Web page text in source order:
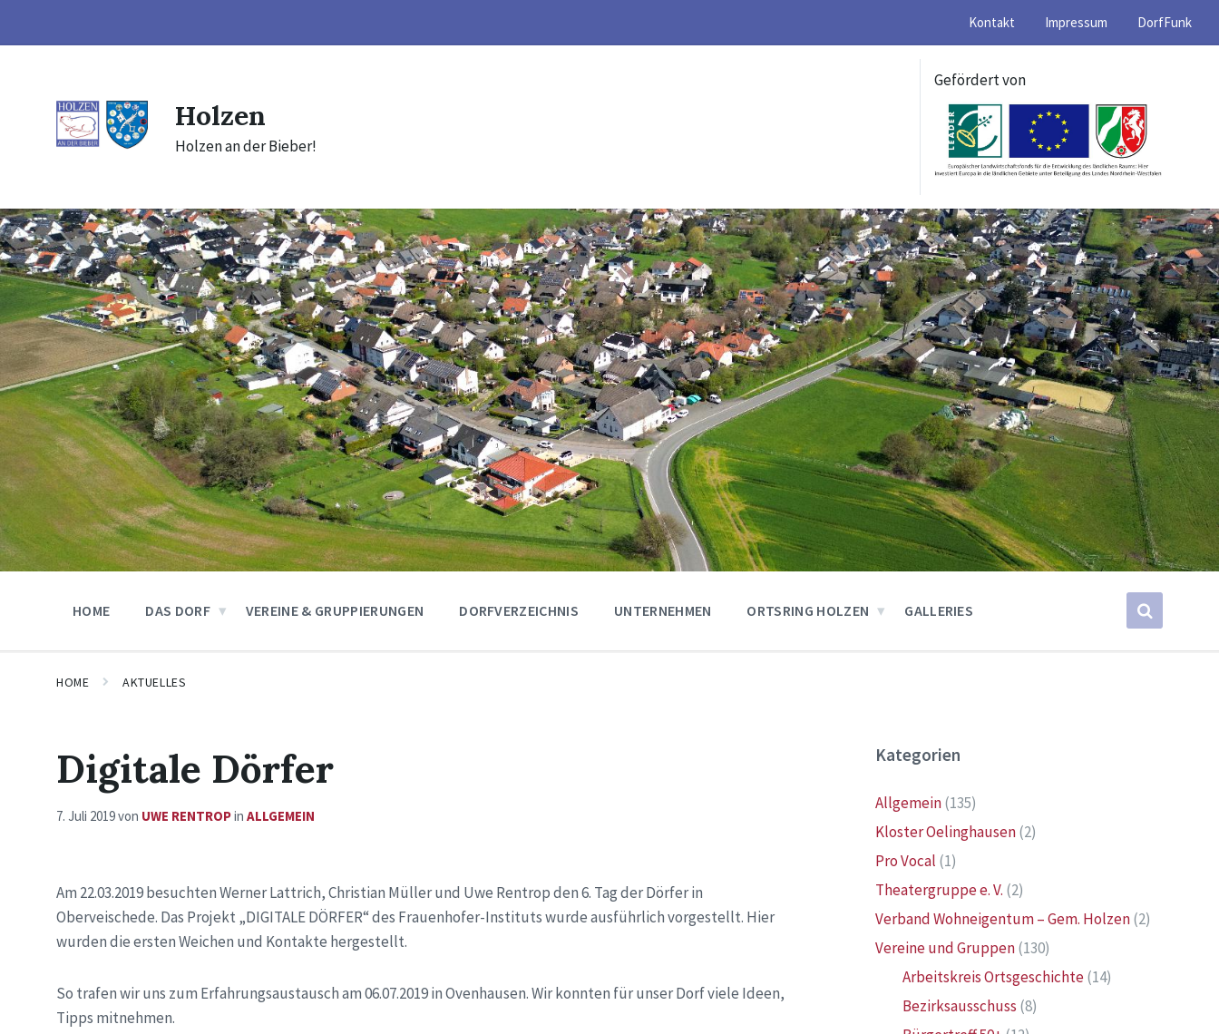
content
main
footer
Kontakt Impressum DorfFunk
Holzen
Holzen an der Bieber!
Gefördert von
HOME DAS DORF VEREINE & GRUPPIERUNGEN DORFVERZEICHNIS UNTERNEHMEN ORTSRING HOLZEN GALLERIES
HOME AKTUELLES
Digitale Dörfer
7. Juli 2019von UWE RENTROPin ALLGEMEIN
Am 22.03.2019 besuchten Werner Lattrich, Christian Müller und Uwe Rentrop den 6. Tag der Dörfer in
Oberveischede. Das Projekt „DIGITALE DÖRFER“ des Frauenhofer-Instituts wurde ausführlich vorgestellt. Hier
wurden die ersten Weichen und Kontakte hergestellt.
So trafen wir uns zum Erfahrungsaustausch am 06.07.2019 in Ovenhausen. Wir konnten für unser Dorf viele Ideen,
Tipps mitnehmen.
Kategorien
Allgemein(135)
Kloster Oelinghausen(2)
Pro Vocal (1)
Theatergruppe e. V. (2)
Verband Wohneigentum – Gem. Holzen(2)
Vereine und Gruppen(130)
Arbeitskreis Ortsgeschichte(14)
Bezirksausschuss (8)